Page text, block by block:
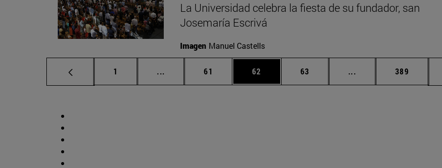
La Universidad celebra la fiesta de su fundador, san
Josemaría Escrivá
Imagen Manuel Castells
Página
1 ... Páginas intermedias Use TAB para desplazarse.
Página
61 Página
62 Página
63 ... Páginas intermedias
Página
389